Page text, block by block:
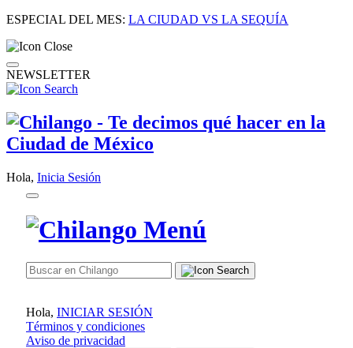
ESPECIAL DEL MES: LA CIUDAD VS LA SEQUÍA
NEWSLETTER
Hola, Inicia Sesión
Hola, INICIAR SESIÓN
Términos y condiciones
Aviso de privacidad